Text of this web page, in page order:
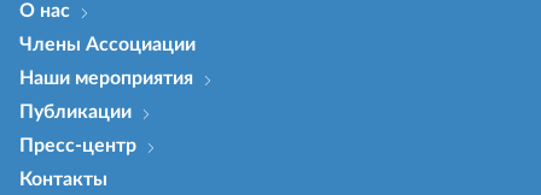
О нас
Члены Ассоциации
Наши мероприятия
Публикации
Пресс-центр
Контакты